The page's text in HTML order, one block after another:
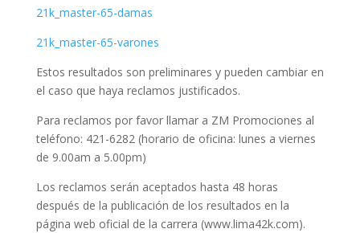
21k_master-65-damas
21k_master-65-varones
Estos resultados son preliminares y pueden cambiar en
el caso que haya reclamos justificados.
Para reclamos por favor llamar a ZM Promociones al
teléfono: 421-6282 (horario de oficina: lunes a viernes
de 9.00am a 5.00pm)
Los reclamos serán aceptados hasta 48 horas
después de la publicación de los resultados en la
página web oficial de la carrera (www.lima42k.com).